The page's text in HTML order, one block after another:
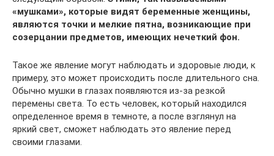
«мушками», которые видят беременные женщины,
являются точки и мелкие пятна, возникающие при
созерцании предметов, имеющих нечеткий фон.
Такое же явление могут наблюдать и здоровые люди, к
примеру, это может происходить после длительного сна.
Обычно мушки в глазах появляются из-за резкой
перемены света. То есть человек, который находился
определенное время в темноте, а после взглянул на
яркий свет, сможет наблюдать это явление перед
своими глазами.